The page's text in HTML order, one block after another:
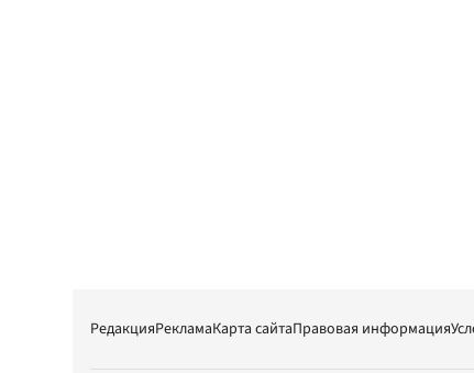
РедакцияРекламаКарта сайтаПравовая информация